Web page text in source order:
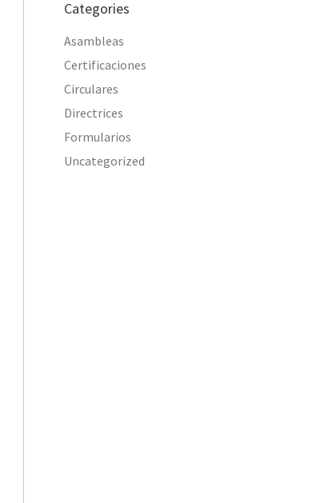
Categories
Asambleas
Certificaciones
Circulares
Directrices
Formularios
Uncategorized